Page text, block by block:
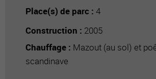
Place(s) de parc : 4
Construction : 2005
Chauffage : Mazout (au sol) et
scandinave